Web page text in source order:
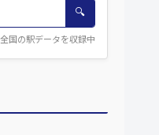
🔍
全国の駅データを収録中